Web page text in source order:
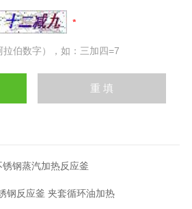
伯数字），如：三加四=7
钢蒸汽加热反应釜
钢反应釜 夹套循环油加热